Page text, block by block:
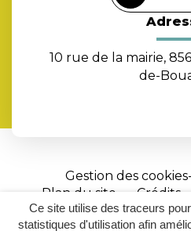
Ce site utilise des traceurs
statistiques d'utilisation afin
10 rue de la mairie,
de-
Gestion des cookies
Plan du site
Crédits
Site